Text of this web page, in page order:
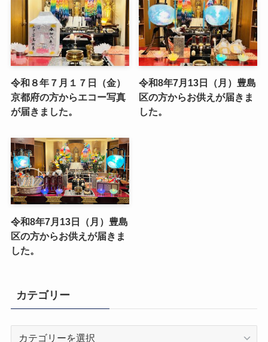
令和８年７月１７日（金）
京都府の方からエコー写真
が届きました。
令和8年7月13日（月）豊島
区の方からお供えが届きま
した。
令和8年7月13日（月）豊島
区の方からお供えが届きま
した。
カテゴリー